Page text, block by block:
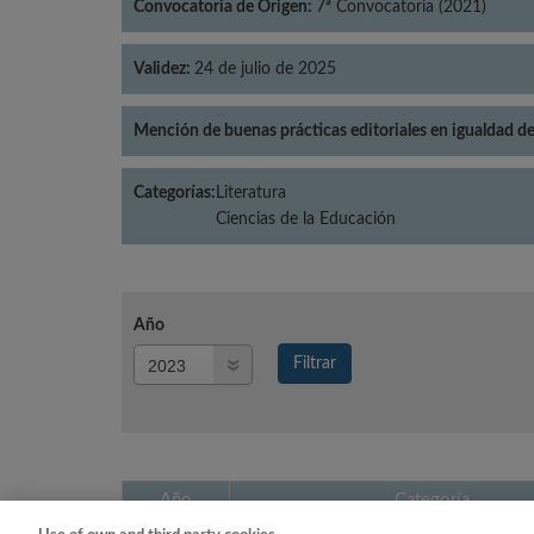
Convocatoria de Origen: 7ª Convocatoria (2021)
Validez: 24 de julio de 2025
Mención de buenas prácticas editoriales en igualdad
Categorías: Literatura
Ciencias de la Educación
Año
Filtrar
Año Categoría